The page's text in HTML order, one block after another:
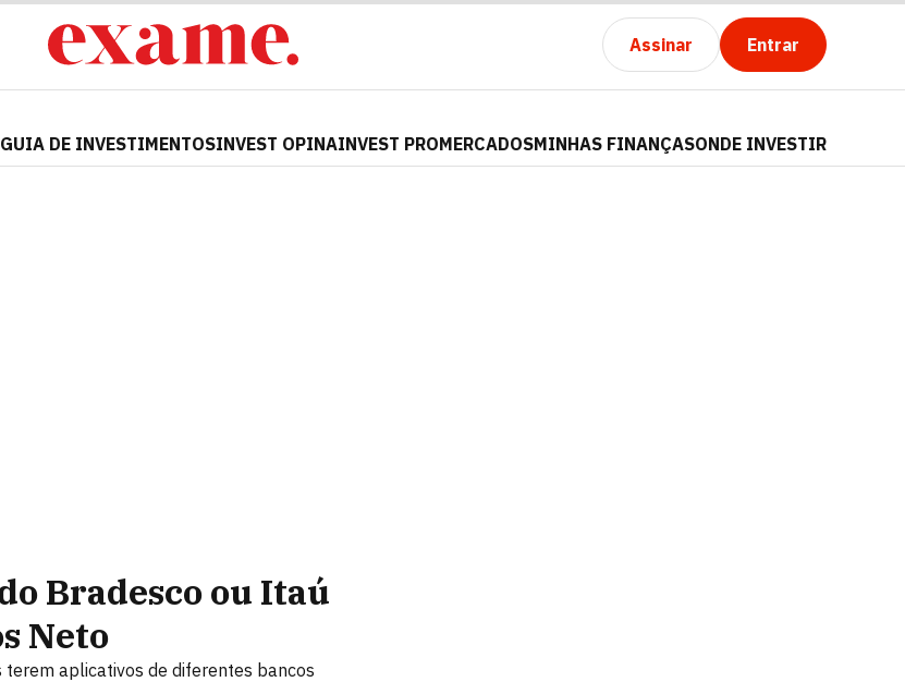
Assinar Entrar
GUIA DE INVESTIMENTOSINVEST OPINAINVEST PROMERCADOSMINHAS FINANÇASONDE INVESTIR
Bradesco ou Itaú
Neto
terem aplicativos de diferentes bancos